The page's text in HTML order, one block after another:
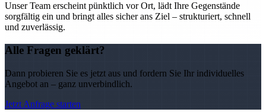
Unser Team erscheint pünktlich vor Ort, lädt Ihre Gegenstände
sorgfältig ein und bringt alles sicher ans Ziel – strukturiert, schnell
und zuverlässig.
Alle Fragen geklärt?
Dann probieren Sie es jetzt aus und fordern Sie Ihr individuelles
Angebot an – ganz unverbindlich.
Jetzt Anfrage starten